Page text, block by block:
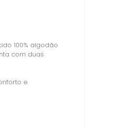
100% algodão
com duas
e